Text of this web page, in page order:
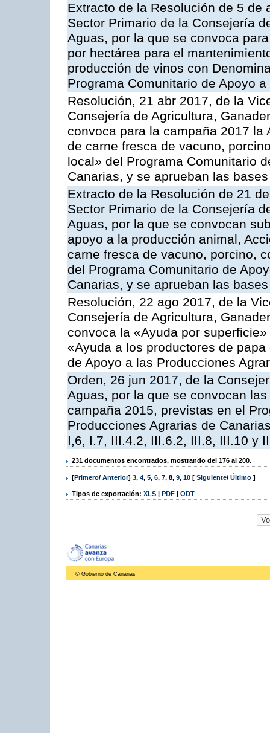
Extracto de la Resolución de 5
Sector Primario de la Consejería
Aguas, por la que se convoca
por hectárea para el
producción de vinos con
Programa Comunitario de Apoyo
Resolución, 21 abr 2017, de la
Consejería de Agricultura,
convoca para la campaña 2017
de carne fresca de vacuno,
local» del Programa Comunitario
Canarias, y se aprueban las
Extracto de la Resolución de 21
Sector Primario de la Consejería
Aguas, por la que se convocan
apoyo a la producción animal,
carne fresca de vacuno, porcino,
del Programa Comunitario de
Canarias, y se aprueban las
Resolución, 22 ago 2017, de la
Consejería de Agricultura,
convoca la «Ayuda por
«Ayuda a los productores de
de Apoyo a las Producciones
Orden, 26 jun 2017, de la
Aguas, por la que se convocan
campaña 2015, previstas en el
Producciones Agrarias de
I,6, I.7, III.4.2, III.6.2, III.8, III.10 y
231 documentos encontrados, mostrando del 176 al 200.
[Primero/ Anterior] 3, 4, 5, 6, 7, 8, 9, 10 [ Siguiente/ Último ]
Tipos de exportación: XLS | PDF | ODT
© Gobierno de Canarias